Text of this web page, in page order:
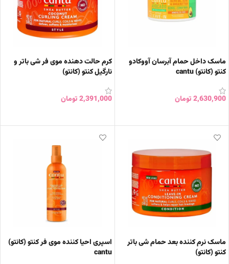
ماسک داخل حمام آبرسان آووکادو
کنتو (کانتو) cantu
2,630,900تومان
کرم حالت دهنده موی فر شی باتر و
نارگیل کنتو (کانتو)
2,391,000تومان
ماسک نرم کننده بعد حمام شی باتر
کنتو (کانتو)
اسپری احیا کننده موی فر کنتو (کانتو)
cantu